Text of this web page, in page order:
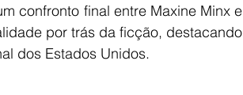
confronto final entre Maxine Minx e
por trás da ficção, destacando
dos Estados Unidos.